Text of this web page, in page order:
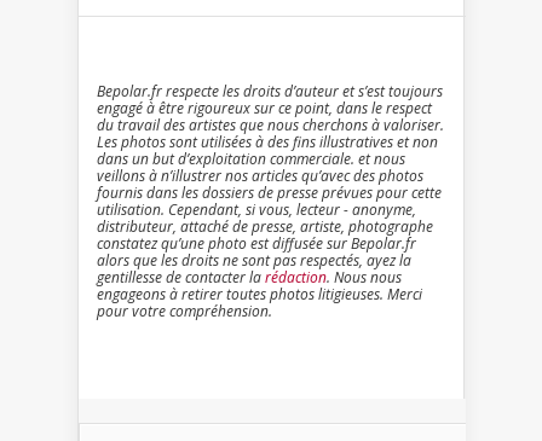
Bepolar.fr respecte les droits d’auteur et s’est toujours
engagé à être rigoureux sur ce point, dans le respect
du travail des artistes que nous cherchons à valoriser.
Les photos sont utilisées à des fins illustratives et non
dans un but d’exploitation commerciale. et nous
veillons à n’illustrer nos articles qu’avec des photos
fournis dans les dossiers de presse prévues pour cette
utilisation. Cependant, si vous, lecteur - anonyme,
distributeur, attaché de presse, artiste, photographe
constatez qu’une photo est diffusée sur Bepolar.fr
alors que les droits ne sont pas respectés, ayez la
gentillesse de contacter larédaction. Nous nous
engageons à retirer toutes photos litigieuses. Merci
pour votre compréhension.